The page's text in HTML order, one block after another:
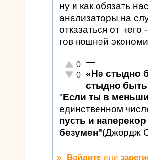
ну и как обязать
анализаторы на
отказаться от
говнюшней
Отлично!
0
Неадекватно!
0
—
«Не стыдно
стыдно быть
"Если ты в
единственном
пусть и
безумен"(Джордж
» Войдите или